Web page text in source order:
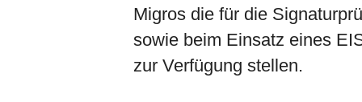
Migros die für die
sowie beim Einsatz eines
zur Verfügung stellen.